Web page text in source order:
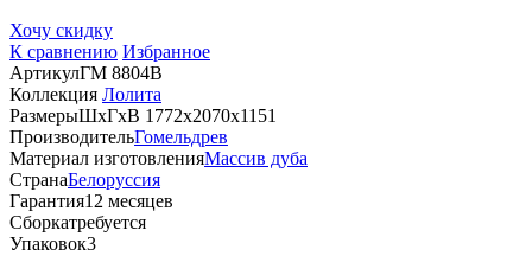
Хочу скидку
К сравнению Избранное
АртикулГМ 8804B
Коллекция Лолита
РазмерыШхГхВ 1772х2070х1151
ПроизводительГомельдрев
Материал изготовленияМассив дуба
СтранаБелоруссия
Гарантия12 месяцев
Сборкатребуется
Упаковок3